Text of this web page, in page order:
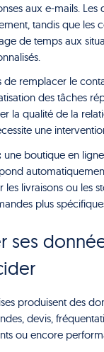
aux e-mails. Les
tandis que les
de temps aux
de remplacer le
des tâches
la qualité de la
une
une boutique en
les livraisons ou les
plus
ses
produisent des
devis,
ou encore